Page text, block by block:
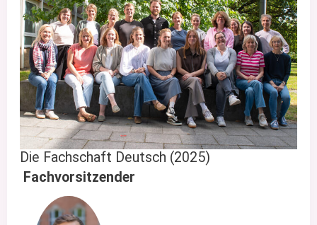
Die Fachschaft Deutsch (2025)
Fachvorsitzender